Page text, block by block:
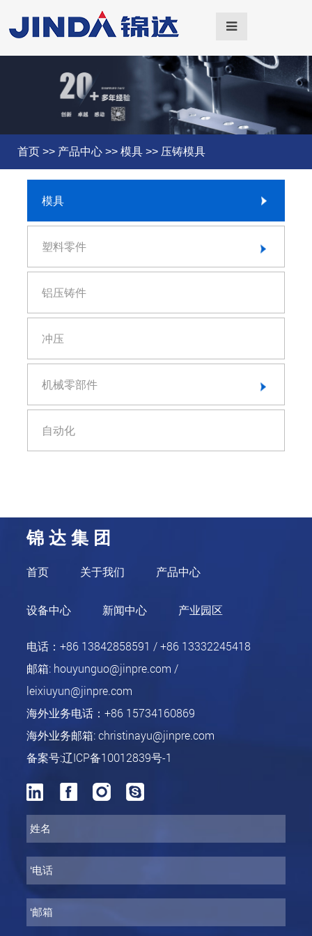
首页 >> 产品中心 >> 模具 >> 压铸模具
模具
注塑模具
压铸模具
冲压模具
塑料零件
汽车内饰产品
汽车外饰产品
功能产品
汽车油泵产品
铝压铸件
冲压
机械零部件
精密设备零部件
钛合金零部件
自动化
锦 达 集 团
首页 关于我们 产品中心
设备中心 新闻中心 产业园区
电话：+86 13842858591 / +86 13332245418
邮箱: houyunguo@jinpre.com /
leixiuyun@jinpre.com
海外业务电话：+86 15734160869
海外业务邮箱:christinayu@jinpre.com
备案号:辽ICP备10012839号-1